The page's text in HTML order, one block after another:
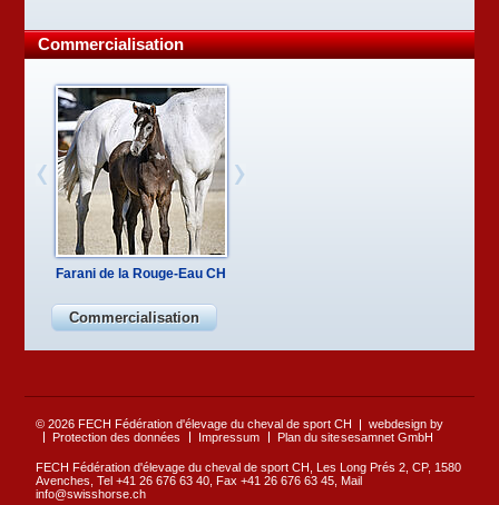
Commercialisation
Farani de la Rouge-Eau CH
Commercialisation
© 2026 FECH Fédération d'élevage du cheval de sport CH
Protection des données
Impressum Plan du site
webdesign by
sesamnet GmbH
FECH Fédération d'élevage du cheval de sport CH, Les Long Prés 2, CP, 1580
Avenches, Tel +41 26 676 63 40, Fax +41 26 676 63 45, Mail
info@swisshorse.ch